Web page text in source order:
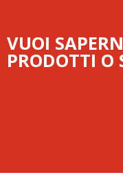
VUOI
PRODOTTI O